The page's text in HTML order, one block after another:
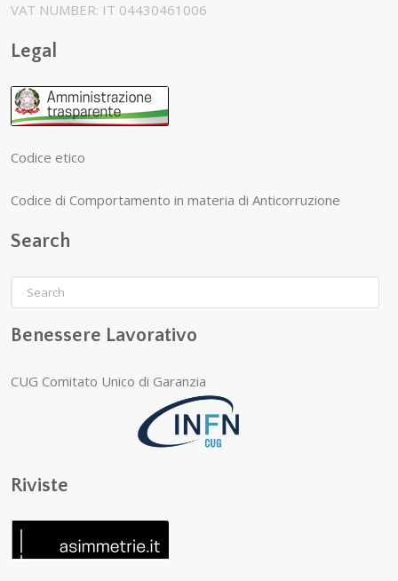
VAT NUMBER: IT 04430461006
Legal
Codice etico
Codice di Comportamento in materia di Anticorruzione
Search
Benessere Lavorativo
CUG Comitato Unico di Garanzia
Riviste